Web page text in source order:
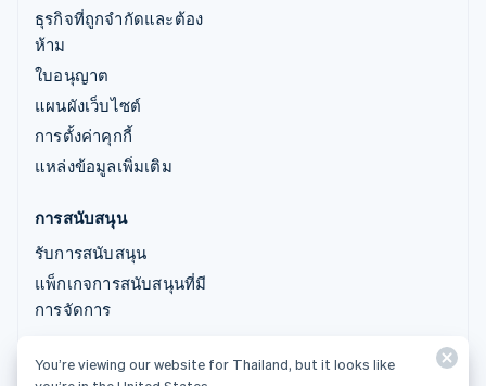
ธุรกิจที่ถูกจำกัดและต้อง
ห้าม
ใบอนุญาต
แผนผังเว็บไซต์
การตั้งค่าคุกกี้
แหล่งข้อมูลเพิ่มเติม
การสนับสนุน
รับการสนับสนุน
แพ็กเกจการสนับสนุนที่มี
การจัดการ
© 2026 Stripe, LLC
You’re viewing our website for Thailand, but it looks like